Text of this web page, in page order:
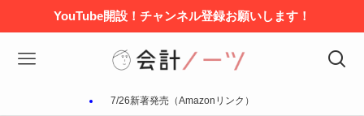
YouTube開設！チャンネル登録お願いします！
7/26新著発売（Amazonリンク）